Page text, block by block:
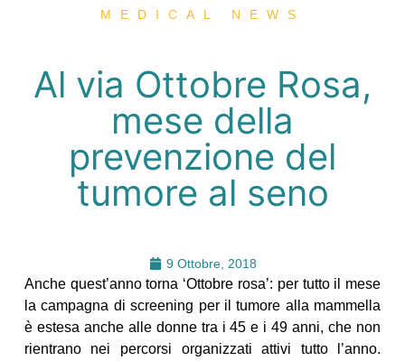
MEDICAL NEWS
Al via Ottobre Rosa,
mese della
prevenzione del
tumore al seno
9 Ottobre, 2018
Anche quest’anno torna ‘Ottobre rosa’: per tutto il mese
la campagna di screening per il tumore alla mammella
è estesa anche alle donne tra i 45 e i 49 anni, che non
rientrano nei percorsi organizzati attivi tutto l’anno.